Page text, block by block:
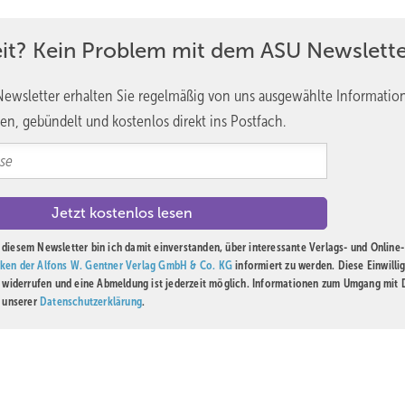
der aufgrund schwerer gesundheitlicher
Relevanz eines individuell abgestimmten BEM.
nicht nur ein durchdachtes und individuell abgestimmtes
diesem Fall der Kontakt mit der Arbeitsmedizinerin war, um
Kein Problem mit dem ASU
erhalten Sie regelmäßig von uns ausgewählte
gebündelt und kostenlos direkt ins Postfach.
diesem Newsletter bin ich damit einverstanden, über interessante Verlags- und Online-
der Alfons W. Gentner Verlag GmbH & Co. KG informiert zu werden. Diese
und eine Abmeldung ist jederzeit möglich. Informationen zum Umgang mit
Datenschutzerklärung.